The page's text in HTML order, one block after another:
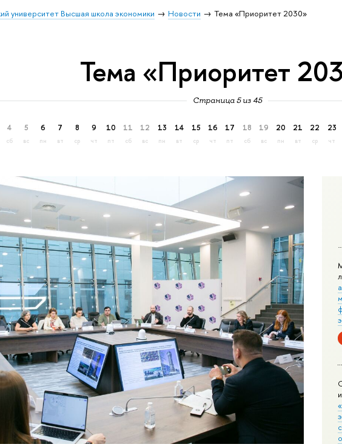
университет Высшая школа экономики Новости Тема «Приоритет 2030»
Тема «Приоритет
Страница 5 из 45
4
сб
5
вс
6
пн
7
вт
8
ср
9
чт
10
пт
11
сб
12
вс
13
пн
14
вт
15
ср
16
чт
17
пт
18
сб
19
вс
20
пн
21
вт
22
ср
23
чт